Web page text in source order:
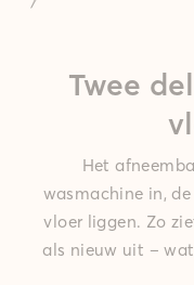
Twee
Het
wasmachine in,
vloer liggen. Zo
als nieuw uit –